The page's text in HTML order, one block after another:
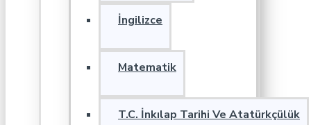
İngilizce
Matematik
T.C. İnkılap Tarihi Ve Atatürkçülük